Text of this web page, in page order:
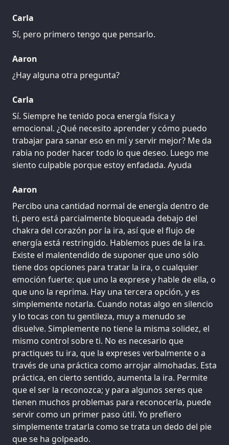
Carla
Sí, pero primero tengo que pensarlo.
Aaron
¿Hay alguna otra pregunta?
Carla
Sí. Siempre he tenido poca energía física y
emocional. ¿Qué necesito aprender y cómo puedo
trabajar para sanar eso en mí y servir mejor? Me da
rabia no poder hacer todo lo que deseo. Luego me
siento culpable porque estoy enfadada. Ayuda
Aaron
Percibo una cantidad normal de energía dentro de
ti, pero está parcialmente bloqueada debajo del
chakra del corazón por la ira, así que el flujo de
energía está restringido. Hablemos pues de la ira.
Existe el malentendido de suponer que uno sólo
tiene dos opciones para tratar la ira, o cualquier
emoción fuerte: que uno la exprese y hable de ella, o
que uno la reprima. Hay una tercera opción, y es
simplemente notarla. Cuando notas algo en silencio
y lo tocas con tu gentileza, muy a menudo se
disuelve. Simplemente no tiene la misma solidez, el
mismo control sobre ti. No es necesario que
practiques tu ira, que la expreses verbalmente o a
través de una práctica como arrojar almohadas. Esta
práctica, en cierto sentido, aumenta la ira. Permite
que el ser la reconozca; y para algunos seres que
tienen muchos problemas para reconocerla, puede
servir como un primer paso útil. Yo prefiero
simplemente tratarla como se trata un dedo del pie
que se ha golpeado.